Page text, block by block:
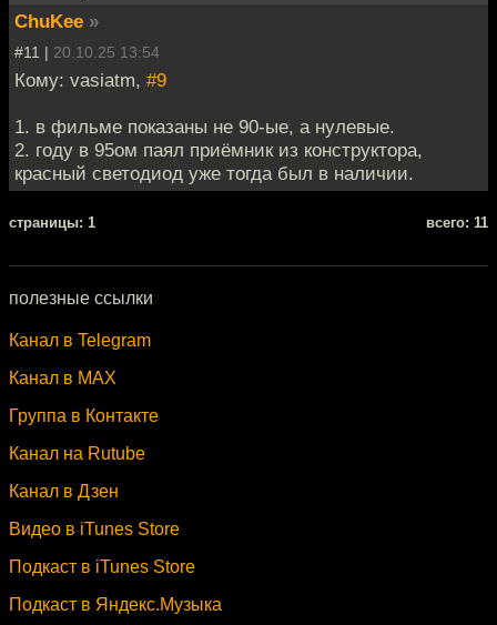
ChuKee »
#11 | 20.10.25 13:54
Кому: vasiatm, #9
1. в фильме показаны не 90-ые, а нулевые.
2. году в 95ом паял приёмник из конструктора,
красный светодиод уже тогда был в наличии.
cтраницы: 1 всего: 11
полезные ссылки
Канал в Telegram
Канал в MAX
Группа в Контакте
Канал на Rutube
Канал в Дзен
Видео в iTunes Store
Подкаст в iTunes Store
Подкаст в Яндекс.Музыка